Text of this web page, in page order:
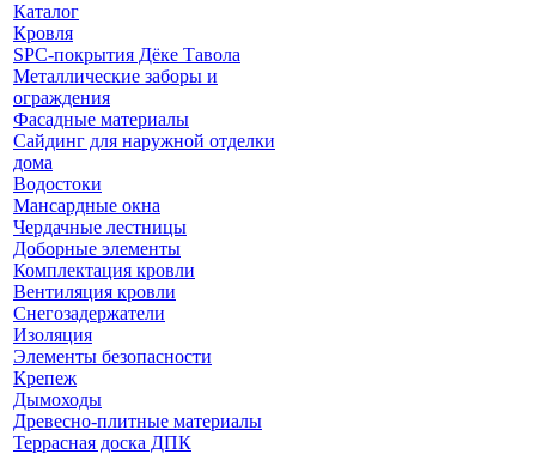
Каталог
Кровля
SPC-покрытия Дёке Тавола
Металлические заборы и
ограждения
Фасадные материалы
Сайдинг для наружной отделки
дома
Водостоки
Мансардные окна
Чердачные лестницы
Доборные элементы
Комплектация кровли
Вентиляция кровли
Снегозадержатели
Изоляция
Элементы безопасности
Крепеж
Дымоходы
Древесно-плитные материалы
Террасная доска ДПК